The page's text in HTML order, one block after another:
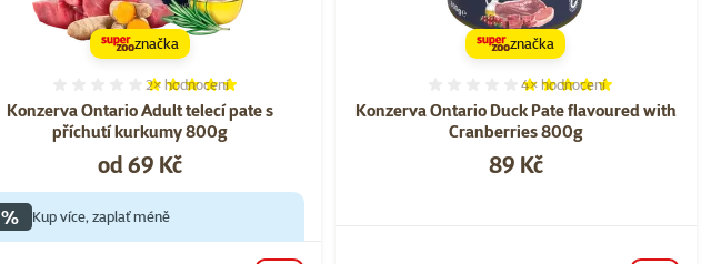
Konzerva Ontario Adult telecí pate s
příchutí kurkumy 800g
Hodnocení 100%, počet hodnocení: 2
2× hodnocení
Cena
od 69 Kč
značka
% Kup více, zaplať méně
Konzerva Ontario Duck Pate flavoured with
Cranberries 800g
Hodnocení 100%, počet
4× hodnocení
Cena
89 Kč
značka